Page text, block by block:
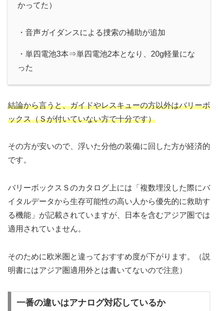
かってた）
・音声ガイダンスによる捜索の補助が追加
・単四電池3本⇒単四電池2本となり、20g軽量にな
った
結論から言うと、ガイドやレスキューの方以外はバリーボ
ックス（Ｓが付いていない方で十分です）
その方が安いので、浮いた分他の装備に回した方が経済的
です。
バリーボックスＳのカタログ上には「複数埋没した際にバ
イタルデータから生存可能性の高い人から優先的に救助す
る機能」が記載されていますが、日本を含むアジア圏では
適用されていません。
そのために欧米圏と違っておすすめ度が下がります。（説
明書にはアジア圏適用外とは書いてないので注意）
一番の違いはアナログ対応しているか